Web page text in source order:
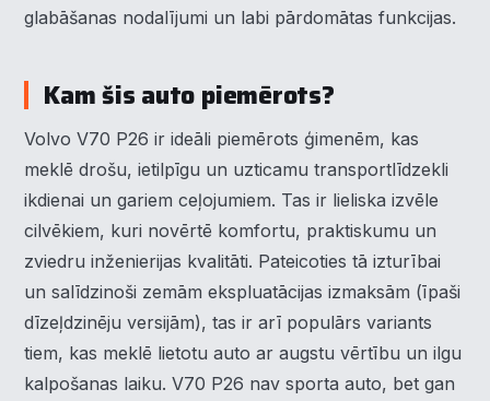
glabāšanas nodalījumi un labi pārdomātas funkcijas.
Kam šis auto piemērots?
Volvo V70 P26 ir ideāli piemērots ģimenēm, kas
meklē drošu, ietilpīgu un uzticamu transportlīdzekli
ikdienai un gariem ceļojumiem. Tas ir lieliska izvēle
cilvēkiem, kuri novērtē komfortu, praktiskumu un
zviedru inženierijas kvalitāti. Pateicoties tā izturībai
un salīdzinoši zemām ekspluatācijas izmaksām (īpaši
dīzeļdzinēju versijām), tas ir arī populārs variants
tiem, kas meklē lietotu auto ar augstu vērtību un ilgu
kalpošanas laiku. V70 P26 nav sporta auto, bet gan
Piekrišanas preferences
pārvietoties un veikt noteiktas funkcijas. Zemāk katras
piekrišanas kategorijā atradīsiet detalizētu informāciju par
visām sīk
... Rādīt vairāk
▶ Nepieciešamās Vienmēr aktīvs